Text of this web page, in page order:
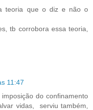
teoria que o diz e não o
tb corrobora essa teoria,
11:47
do confinamento
vidas, serviu também,